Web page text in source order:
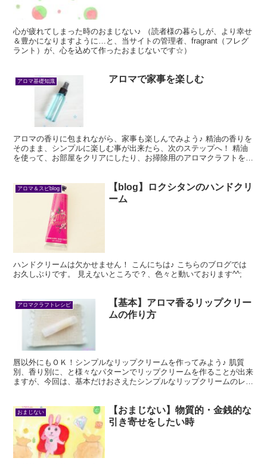
心が疲れてしまった時のおまじない♪ （読者様の暮らしが、より幸せ
＆豊かになりますように…と、当サイトの管理者、fragrant（フレグ
ラント）が、心を込めて作ったおまじないです☆）
アロマ基礎知識 アロマで家事を楽しむ
アロマの香りに包まれながら、家事も楽しんでみよう♪ 精油の香りを
そのまま、シンプルに楽しむ事が出来たら、次のステップへ！ 精油
を使って、お部屋をクリアにしたり、お掃除用のアロマクラフトを作
アロマ＆スピblog
【blog】ロクシタンのハンドクリ
ーム
ハンドクリームは欠かせません！ こんにちは♪ こちらのブログでは
お久しぶりです。 見えないところで？、色々と動いております^^;
アロマクラフトレシピ
【基本】アロマ香るリップクリー
ムの作り方
唇以外にもＯＫ！シンプルなリップクリームを作ってみよう♪ 肌質
別、香り別に、と様々なパターンでリップクリームを作ることが出来
ますが、今回は、基本だけおさえたシンプルなリップクリームのレシ
おまじない
【おまじない】物質的・金銭的な
引き寄せをしたい時